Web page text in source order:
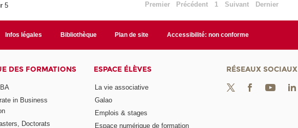
5 Premier Précédent 1 Suivant Dernier
Infos légales Bibliothèque Plan de site Accessibilité: non conforme
DES FORMATIONS
in Business
Doctorats
ESPACE ÉLÈVES
La vie associative
Galao
Emplois & stages
Espace numérique de formation
RÉSEAUX SOCIAUX